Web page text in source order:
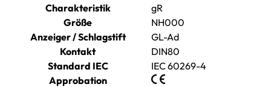
Charakteristik
gR
Größe
NH000
Anzeiger / Schlagstift
GL-Ad
Kontakt
DIN80
Standard IEC
IEC 60269-4
Approbation